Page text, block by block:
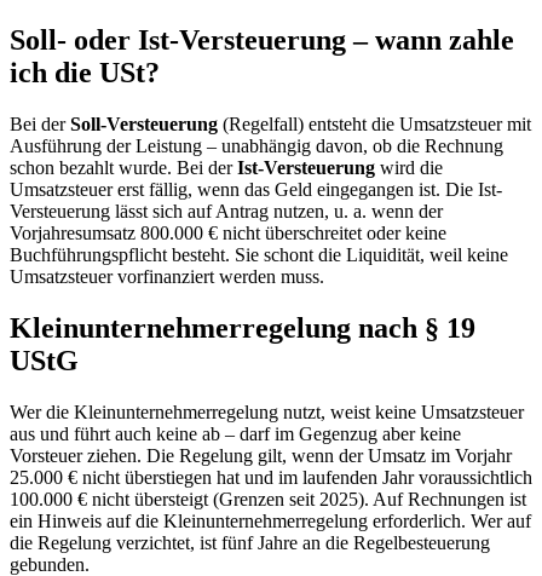
Soll- oder Ist-Versteuerung – wann zahle
ich die USt?
Bei der Soll-Versteuerung (Regelfall) entsteht die Umsatzsteuer mit
Ausführung der Leistung – unabhängig davon, ob die Rechnung
schon bezahlt wurde. Bei der Ist-Versteuerung wird die
Umsatzsteuer erst fällig, wenn das Geld eingegangen ist. Die Ist-
Versteuerung lässt sich auf Antrag nutzen, u. a. wenn der
Vorjahresumsatz 800.000 € nicht überschreitet oder keine
Buchführungspflicht besteht. Sie schont die Liquidität, weil keine
Umsatzsteuer vorfinanziert werden muss.
Kleinunternehmerregelung nach § 19
UStG
Wer die Kleinunternehmerregelung nutzt, weist keine Umsatzsteuer
aus und führt auch keine ab – darf im Gegenzug aber keine
Vorsteuer ziehen. Die Regelung gilt, wenn der Umsatz im Vorjahr
25.000 € nicht überstiegen hat und im laufenden Jahr voraussichtlich
100.000 € nicht übersteigt (Grenzen seit 2025). Auf Rechnungen ist
ein Hinweis auf die Kleinunternehmerregelung erforderlich. Wer auf
die Regelung verzichtet, ist fünf Jahre an die Regelbesteuerung
gebunden.